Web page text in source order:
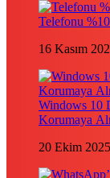
Telefonu
16 Kasım
Windows 10
Korumaya
20 Ekim 2025